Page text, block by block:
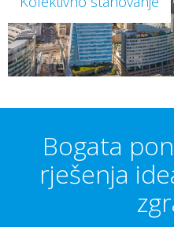
Bogata
rješenja